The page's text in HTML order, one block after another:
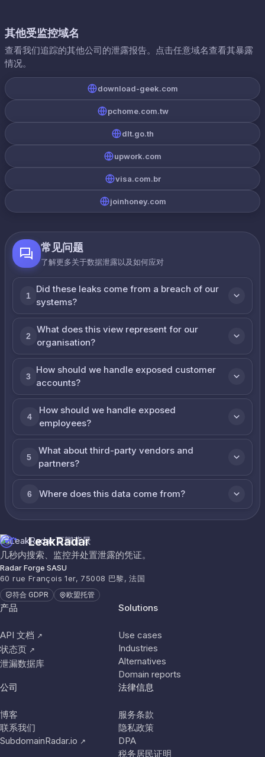
其他受监控域名
查看我们追踪的其他公司的泄露报告。点击任意域名查看其暴露
情况。
download-geek.com
pchome.com.tw
dlt.go.th
upwork.com
visa.com.br
joinhoney.com
常见问题
了解更多关于数据泄露以及如何应对
1
Did these leaks come from a breach of our
systems?
2
What does this view represent for our
organisation?
3
How should we handle exposed customer
accounts?
4
How should we handle exposed
employees?
5
What about third-party vendors and
partners?
6 Where does this data come from?
LeakRadar
几秒内搜索、监控并处置泄露的凭证。
Radar Forge SASU
60 rue François 1er, 75008 巴黎, 法国
符合 GDPR 欧盟托管
产品
API 文档 ↗
状态页 ↗
泄漏数据库
Solutions
Use cases
Industries
Alternatives
Domain reports
公司
博客
联系我们
SubdomainRadar.io ↗
法律信息
服务条款
隐私政策
DPA
税务居民证明